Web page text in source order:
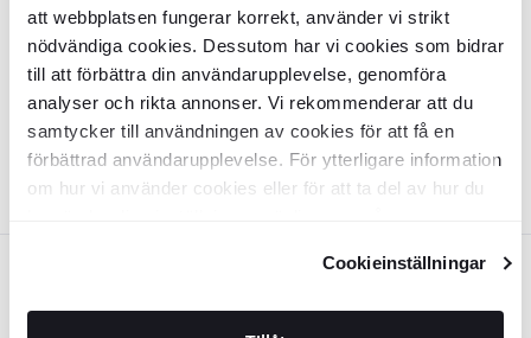
att webbplatsen fungerar korrekt, använder vi strikt
nödvändiga cookies. Dessutom har vi cookies som bidrar
till att förbättra din användarupplevelse, genomföra
analyser och rikta annonser. Vi rekommenderar att du
samtycker till användningen av cookies för att få en
förbättrad användarupplevelse. För ytterligare information
om hur vi använder cookies eller för att ta del av hur du
Cookieinställningar
Overflade: Blank
Materiale:Glas
2589DKK3326 DKK-22%
TILFØJ TIL KURV
Overflade: Blank
Materiale:Glas
1139DKK1465DKK-22%
TILFØJ TIL KURV